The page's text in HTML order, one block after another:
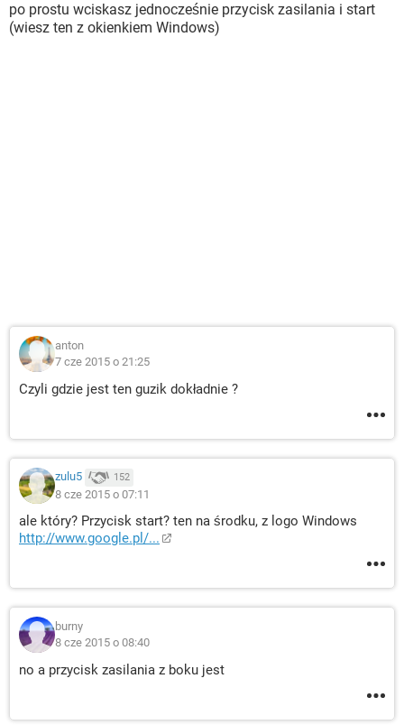
po prostu wciskasz jednocześnie przycisk zasilania i start
(wiesz ten z okienkiem Windows)
anton
7 cze 2015 o 21:25
Czyli gdzie jest ten guzik dokładnie ?
zulu5 152
8 cze 2015 o 07:11
ale który? Przycisk start? ten na środku, z logo Windows
http://www.google.pl/...
burny
8 cze 2015 o 08:40
no a przycisk zasilania z boku jest